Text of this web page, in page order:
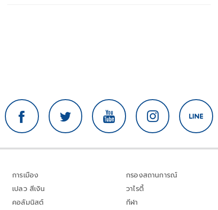
การเมือง
เปลว สีเงิน
คอลัมนิสต์
กรองสถานการณ์
วาไรตี้
กีฬา